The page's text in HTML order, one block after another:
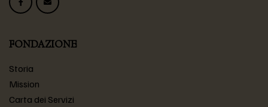
FONDAZIONE
Storia
Mission
Carta dei Servizi